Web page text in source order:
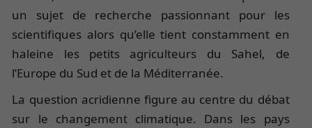
un sujet de recherche passionnant pour les
scientifiques alors qu’elle tient constamment en
haleine les petits agriculteurs du Sahel, de
l’Europe du Sud et de la Méditerranée.
La question acridienne figure au centre du débat
sur le changement climatique. Dans les pays